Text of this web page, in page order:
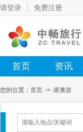
请登录 免费注册
首页 资讯
您的位置： 首页 -> 港澳游